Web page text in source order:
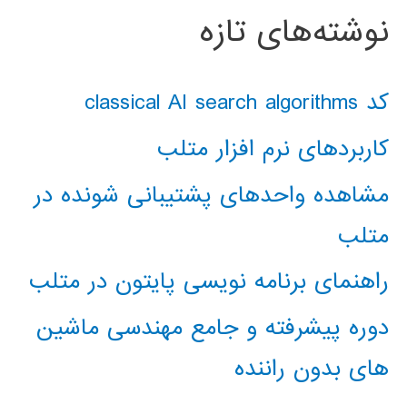
نوشته‌های تازه
کد classical AI search algorithms
کاربردهای نرم افزار متلب
مشاهده واحدهای پشتیبانی شونده در
متلب
راهنمای برنامه نویسی پایتون در متلب
دوره پیشرفته و جامع مهندسی ماشین
های بدون راننده